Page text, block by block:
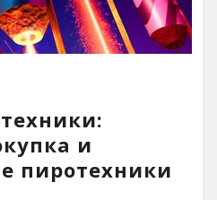
и
пиротехники